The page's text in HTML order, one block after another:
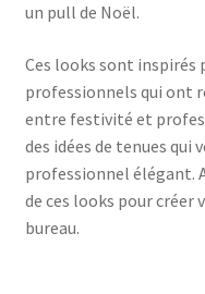
un pull de Noël.
Ces looks sont inspirés
professionnels qui ont
entre festivité et
des idées de tenues qui
professionnel élégant.
de ces looks pour créer
bureau.